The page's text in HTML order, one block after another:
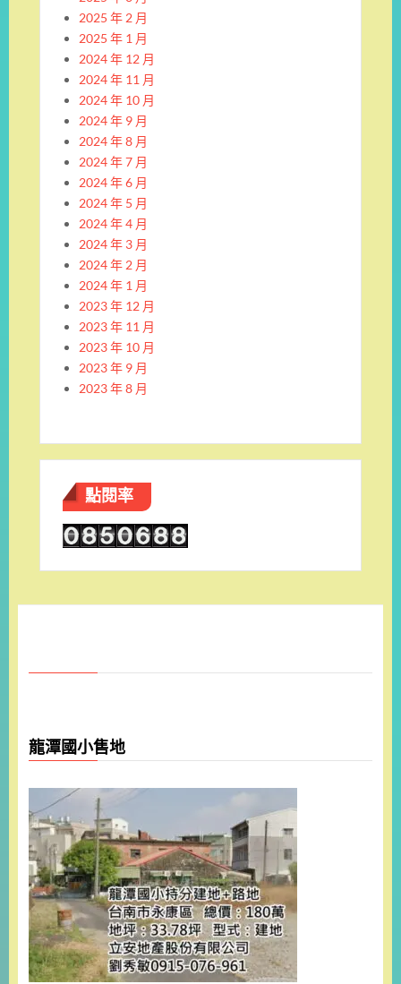
2025 年 2 月
2025 年 1 月
2024 年 12 月
2024 年 11 月
2024 年 10 月
2024 年 9 月
2024 年 8 月
2024 年 7 月
2024 年 6 月
2024 年 5 月
2024 年 4 月
2024 年 3 月
2024 年 2 月
2024 年 1 月
2023 年 12 月
2023 年 11 月
2023 年 10 月
2023 年 9 月
2023 年 8 月
點閱率
龍潭國小售地